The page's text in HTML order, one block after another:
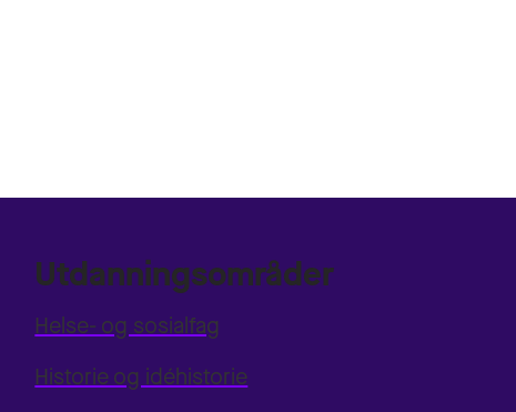
Utdanningsområder
Helse- og sosialfag
Historie og idéhistorie